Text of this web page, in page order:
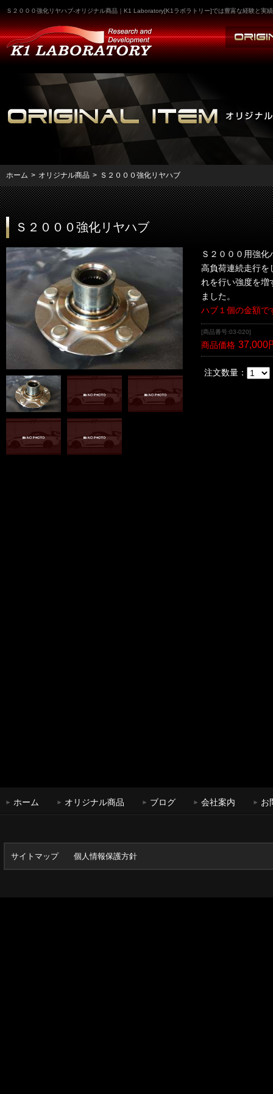
Ｓ２０００強化リヤハブ-オリジナル商品｜K1 Laboratory[K1ラボラトリー]では豊富な経験と実
ホーム > オリジナル商品 > Ｓ２０００強化リヤハブ
Ｓ２０００強化リヤハブ
Ｓ２０００用強化
高負荷連続走行を
れを行い強度を増
ました。
ハブ１個の金額で
[商品番号:03-020]
商品価格 37,000
注文数量：
ホーム オリジナル商品 ブログ 会社案内 お
サイトマップ 個人情報保護方針